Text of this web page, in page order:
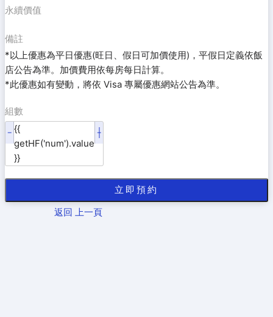
永續價值
備註
*以上優惠為平日優惠(旺日、假日可加價使用)，平假日定義依飯
店公告為準。加價費用依每房每日計算。
*此優惠如有變動，將依 Visa 專屬優惠網站公告為準。
組數
{{
getHF('num').value
}}
返回 上一頁